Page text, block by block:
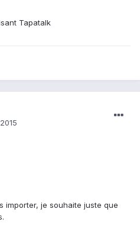
Tapatalk
importer, je souhaite juste que